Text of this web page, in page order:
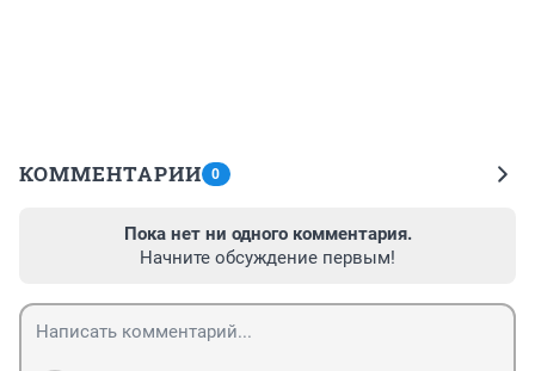
КОММЕНТАРИИ 0
Пока нет ни одного комментария.
Начните обсуждение первым!